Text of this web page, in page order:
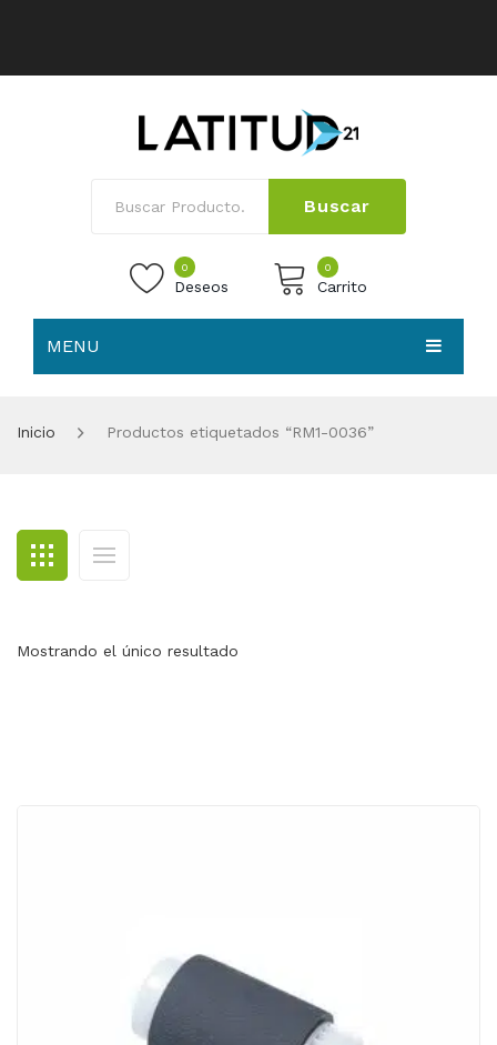
Buscar
0
Deseos
0
Carrito
MENU
BLOG
CONTACTO
Inicio Productos etiquetados “RM1-0036”
Mostrando el único resultado